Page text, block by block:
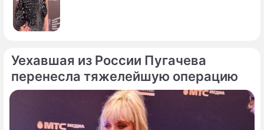
Уехавшая из России Пугачева
перенесла тяжелейшую операцию